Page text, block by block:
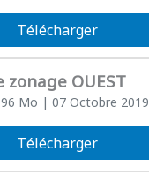
Télécharger
zonage OUEST
Mo | 07 Octobre 2019
Télécharger